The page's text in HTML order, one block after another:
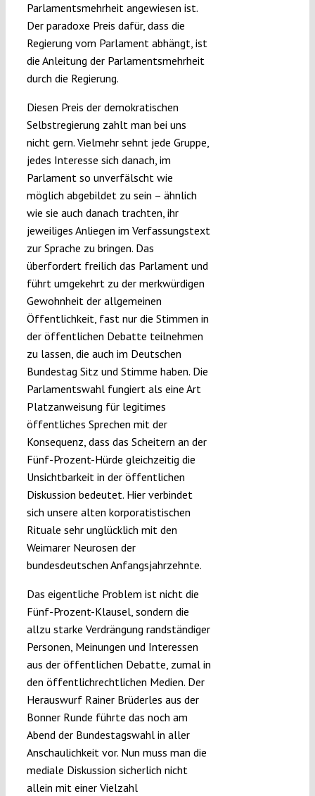
Parlamentsmehrheit angewiesen ist.
Der paradoxe Preis dafür, dass die
Regierung vom Parlament abhängt, ist
die Anleitung der Parlamentsmehrheit
durch die Regierung.
Diesen Preis der demokratischen
Selbstregierung zahlt man bei uns
nicht gern. Vielmehr sehnt jede Gruppe,
jedes Interesse sich danach, im
Parlament so unverfälscht wie
möglich abgebildet zu sein – ähnlich
wie sie auch danach trachten, ihr
jeweiliges Anliegen im Verfassungstext
zur Sprache zu bringen. Das
überfordert freilich das Parlament und
führt umgekehrt zu der merkwürdigen
Gewohnheit der allgemeinen
Öffentlichkeit, fast nur die Stimmen in
der öffentlichen Debatte teilnehmen
zu lassen, die auch im Deutschen
Bundestag Sitz und Stimme haben. Die
Parlamentswahl fungiert als eine Art
Platzanweisung für legitimes
öffentliches Sprechen mit der
Konsequenz, dass das Scheitern an der
Fünf-Prozent-Hürde gleichzeitig die
Unsichtbarkeit in der öffentlichen
Diskussion bedeutet. Hier verbindet
sich unsere alten korporatistischen
Rituale sehr unglücklich mit den
Weimarer Neurosen der
bundesdeutschen Anfangsjahrzehnte.
Das eigentliche Problem ist nicht die
Fünf-Prozent-Klausel, sondern die
allzu starke Verdrängung randständiger
Personen, Meinungen und Interessen
aus der öffentlichen Debatte, zumal in
den öffentlichrechtlichen Medien. Der
Herauswurf Rainer Brüderles aus der
Bonner Runde führte das noch am
Abend der Bundestagswahl in aller
Anschaulichkeit vor. Nun muss man die
mediale Diskussion sicherlich nicht
allein mit einer Vielzahl